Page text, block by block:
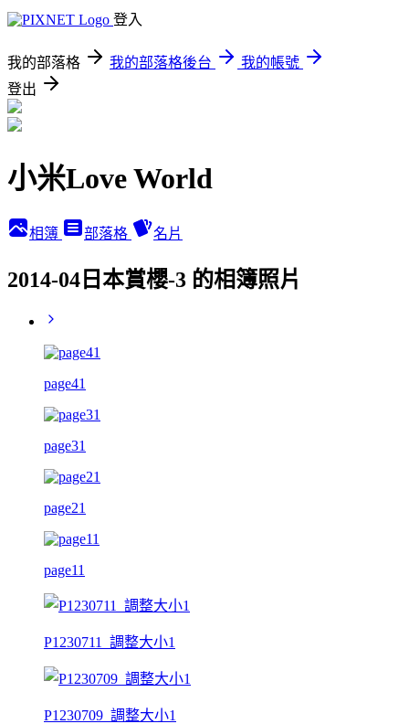
登入
我的部落格 我的部落格後台
我的帳號
登出
小米Love World
相簿 部落格 名片
2014-04日本賞櫻-3 的相簿照片
page41
page31
page21
page11
P1230711_調整大小1
P1230709_調整大小1